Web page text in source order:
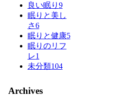
良い眠り 9
眠りと美し
さ6
眠りと健康5
眠りのリフ
レ1
未分類104
Archives